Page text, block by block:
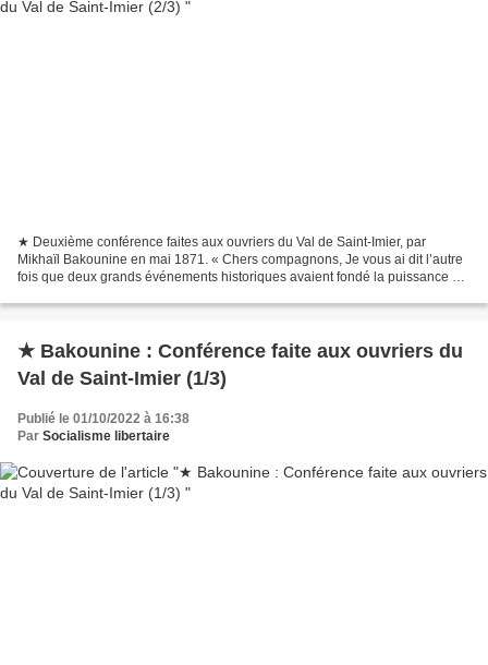
★ Deuxième conférence faites aux ouvriers du Val de Saint-Imier, par
Mikhaïl Bakounine en mai 1871. « Chers compagnons, Je vous ai dit l’autre
fois que deux grands événements historiques avaient fondé la puissance de
★ Bakounine : Conférence faite aux ouvriers du
Val de Saint-Imier (1/3)
Publié le 01/10/2022 à 16:38
Par Socialisme libertaire